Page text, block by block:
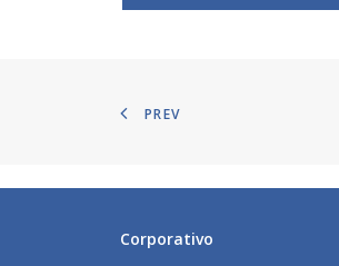
PREV
Corporativo